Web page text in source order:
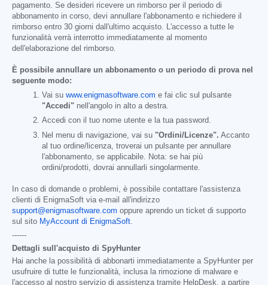
pagamento. Se desideri ricevere un rimborso per il periodo di
abbonamento in corso, devi annullare l'abbonamento e richiedere il
rimborso entro 30 giorni dall'ultimo acquisto. L'accesso a tutte le
funzionalità verrà interrotto immediatamente al momento
dell'elaborazione del rimborso.
È possibile annullare un abbonamento o un periodo di prova nel
seguente modo:
Vai su www.enigmasoftware.com e fai clic sul pulsante
"Accedi" nell'angolo in alto a destra.
Accedi con il tuo nome utente e la tua password.
Nel menu di navigazione, vai su "Ordini/Licenze". Accanto
al tuo ordine/licenza, troverai un pulsante per annullare
l'abbonamento, se applicabile. Nota: se hai più
ordini/prodotti, dovrai annullarli singolarmente.
In caso di domande o problemi, è possibile contattare l'assistenza
clienti di EnigmaSoft via e-mail all'indirizzo
support@enigmasoftware.com oppure aprendo un ticket di supporto
sul sito MyAccount di EnigmaSoft
------
Dettagli sull'acquisto di SpyHunter
Hai anche la possibilità di abbonarti immediatamente a SpyHunter per
usufruire di tutte le funzionalità, inclusa la rimozione di malware e
l'accesso al nostro servizio di assistenza tramite HelpDesk, a partire